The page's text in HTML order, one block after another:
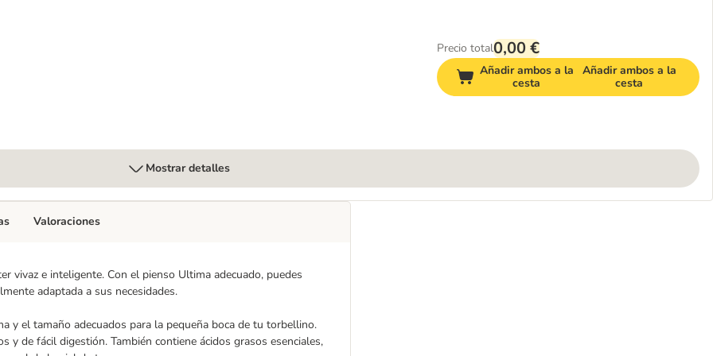
Precio total0,00 €
Añadir ambos a la
cesta
Añadir ambos a la
cesta
Mostrar detalles
vivaz e inteligente. Con el pienso Ultima adecuado, puedes
adaptada a sus necesidades.
y el tamaño adecuados para la pequeña boca de tu torbellino.
y de fácil digestión. También contiene ácidos grasos esenciales,
Valoraciones